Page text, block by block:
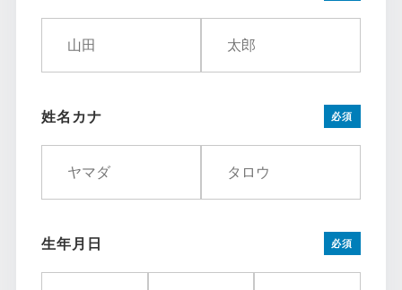
姓名カナ 必須
生年月日 必須